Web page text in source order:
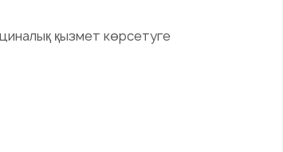
қызмет көрсетуге